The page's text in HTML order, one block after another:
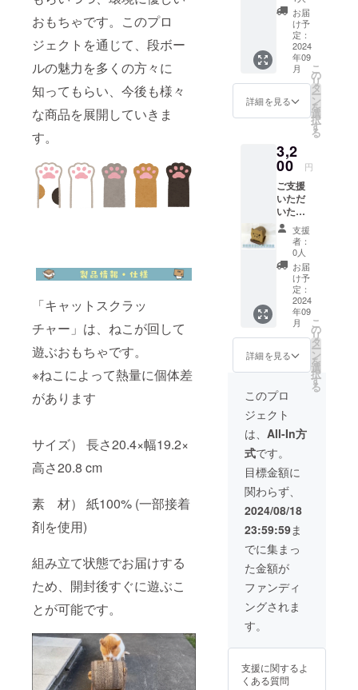
おもちゃです。このプロ
ジェクトを通じて、段ボー
ルの魅力を多くの方々に
知ってもらい、今後も様々
な商品を展開していきま
す。
「キャットスクラッ
チャー」は、ねこが回して
遊ぶおもちゃです。
※ねこによって熱量に個体差
があります
サイズ） 長さ20.4×幅19.2×
高さ20.8 cm
素 材） 紙100% (一部接着
剤を使用)
組み立て状態でお届けする
ため、開封後すぐに遊ぶこ
とが可能です。
計を得意と
しておりま
現在は弊社
の技術者が
装での経験
を活かし
た、段ボー
ル家具の開
発を進めて
います。
従来の包装
とは異なる
分野への挑
戦で不慣れ
な点はあり
ますが、多
くの人に喜
んで使って
もらえる商
品を作って
いきたいと
考えていま
す。
た方に
は、
「キャ
ットス
クラッ
チャー
」をお
送りし
ます。
態でお
送りし
ます。
※送料は
こちら
で負担
いたし
ます。
お届
け予
定：
2024
年09
月
詳細を見る
こ
の
リ
タ
ー
ン
を
選
択
す
る
3,2
00 円
ご支援
いただ
いた方
には、
「キャ
ットス
クラッ
チャー
」をお
送りし
ます。
組み上
げた状
態でお
送りし
※送料は
こちら
で負担
いたし
ます。
支援
者：
0人
お届
け予
定：
2024
年09
月
詳細を見る
こ
の
リ
タ
ー
ン
を
選
択
す
る
このプロ
ジェクト
は、 All-In方
式です。
目標金額に
関わらず、
2024/08/18
23:59:59ま
でに集まっ
た金額が
ファンディ
ングされま
す。
支援に関するよ
くある質問